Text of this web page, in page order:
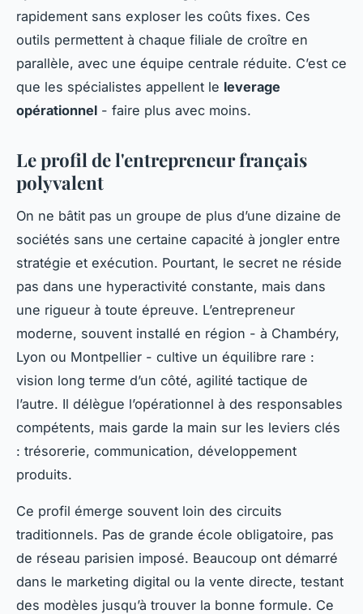
rapidement sans exploser les coûts fixes. Ces
outils permettent à chaque filiale de croître en
parallèle, avec une équipe centrale réduite. C’est ce
que les spécialistes appellent le leverage
opérationnel - faire plus avec moins.
Le profil de l'entrepreneur français
polyvalent
On ne bâtit pas un groupe de plus d’une dizaine de
sociétés sans une certaine capacité à jongler entre
stratégie et exécution. Pourtant, le secret ne réside
pas dans une hyperactivité constante, mais dans
une rigueur à toute épreuve. L’entrepreneur
moderne, souvent installé en région - à Chambéry,
Lyon ou Montpellier - cultive un équilibre rare :
vision long terme d’un côté, agilité tactique de
l’autre. Il délègue l’opérationnel à des responsables
compétents, mais garde la main sur les leviers clés
: trésorerie, communication, développement
produits.
Ce profil émerge souvent loin des circuits
traditionnels. Pas de grande école obligatoire, pas
de réseau parisien imposé. Beaucoup ont démarré
dans le marketing digital ou la vente directe, testant
des modèles jusqu’à trouver la bonne formule. Ce